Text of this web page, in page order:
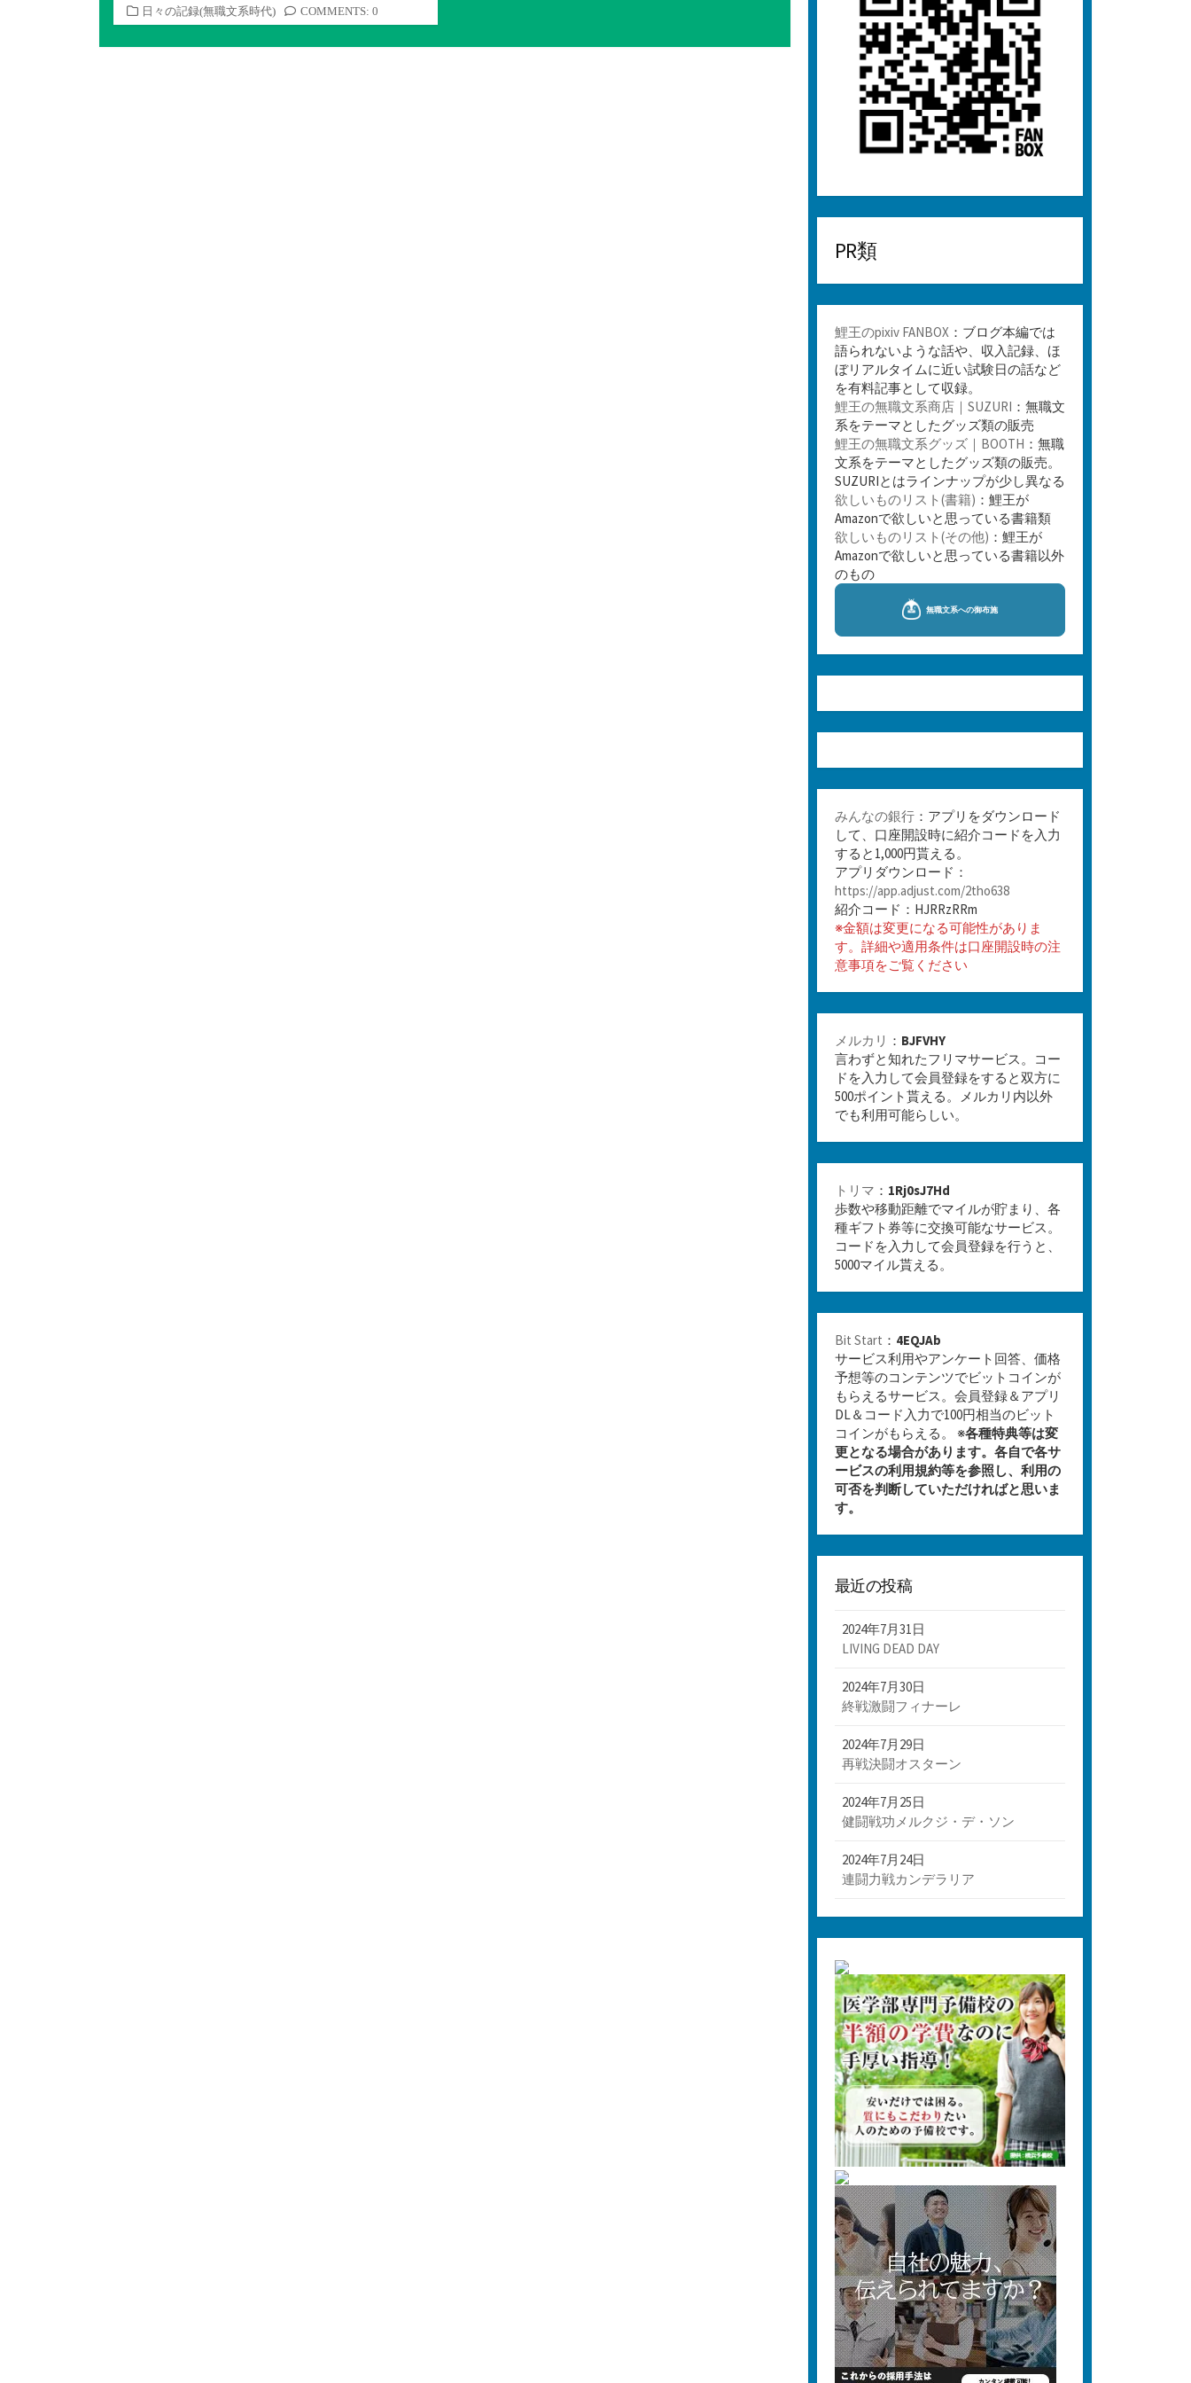
カ
テ
ゴ
日々の記録(無職文系時代) COMMENTS: 0
PR類
鯉王のpixiv FANBOX ：ブログ本編では
語られないような話や、収入記録、ほ
ぼリアルタイムに近い試験日の話など
を有料記事として収録。
鯉王の無職文系商店｜SUZURI ：無職文
系をテーマとしたグッズ類の販売
鯉王の無職文系グッズ｜BOOTH ：無職
文系をテーマとしたグッズ類の販売。
SUZURIとはラインナップが少し異なる
欲しいものリスト(書籍) ：鯉王が
Amazonで欲しいと思っている書籍類
欲しいものリスト(その他) ：鯉王が
Amazonで欲しいと思っている書籍以外
のもの
みんなの銀行 ：アプリをダウンロード
して、口座開設時に紹介コードを入力
すると1,000円貰える。
アプリダウンロード：
https://app.adjust.com/2tho638
紹介コード：HJRRzRRm
※金額は変更になる可能性がありま
す。詳細や適用条件は口座開設時の注
意事項をご覧ください
メルカリ ： BJFVHY
言わずと知れたフリマサービス。コー
ドを入力して会員登録をすると双方に
500ポイント貰える。メルカリ内以外
でも利用可能らしい。
トリマ ： 1Rj0sJ7Hd
歩数や移動距離でマイルが貯まり、各
種ギフト券等に交換可能なサービス。
コードを入力して会員登録を行うと、
5000マイル貰える。
Bit Start ： 4EQJAb
サービス利用やアンケート回答、価格
予想等のコンテンツでビットコインが
もらえるサービス。会員登録＆アプリ
DL＆コード入力で100円相当のビット
コインがもらえる。 ※各種特典等は変
更となる場合があります。各自で各サ
ービスの利用規約等を参照し、利用の
可否を判断していただければと思いま
す。
最近の投稿
2024年7月31日
LIVING DEAD DAY
2024年7月30日
終戦激闘フィナーレ
2024年7月29日
再戦決闘オスターン
2024年7月25日
健闘戦功メルクジ・デ・ソン
2024年7月24日
連闘力戦カンデラリア